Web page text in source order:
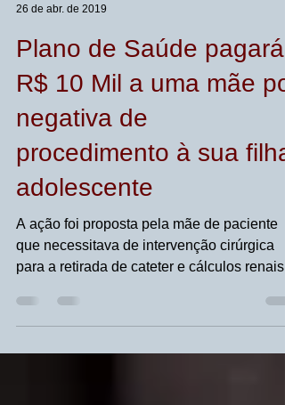
Grazziani Frinhani Riva
Plano de Saúde pagará
R$ 10 Mil a uma mãe por
negativa de
adolescente
A ação foi proposta pela mãe de paciente
que necessitava de intervenção cirúrgica